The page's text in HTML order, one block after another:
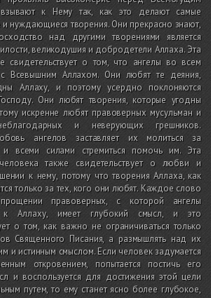
к Нему так, как это делают самые
нуждающиеся творения. Они прекрасно знают,
над другими творениями является
великодушия и добродетели Аллаха. Эта
свидетельствует о том, что ангелы во всем
с Всевышним Аллахом. Они любят те деяния,
Аллаху, и поэтому усердно поклоняются
Они любят творения, которые угодны
искренне любят правоверных мусульман и
и неверующих грешников.
ангелов заставляет их молиться за
и всеми силами стремиться помочь им. Эта
также свидетельствует о любви и
к нему, потому что творения Аллаха, как
только за тех, кого они любят. Каждое слово
правоверных, с которой ангелы
к Аллаху, имеет глубокий смысл, и это
о том, как важно не ограничиваться только
Священного Писания, а размышлять над их
и истинным смыслом. Если человек задумается
откровением, попытается постичь его
и воспользуется для достижения этой цели
путем, то ему станет ясно более глубокое,